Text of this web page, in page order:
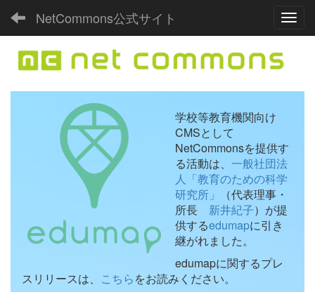
NetCommons公式サイト
学校等教育機関向け
CMSとして
NetCommonsを提供す
る活動は、 一般社団法
人「教育のための科学
研究所」
（代表理事・
所長 新井紀子）が提
供するedumapに引き
継がれました。
edumapに関するプレ
スリリースは、 こちらをお読みください。